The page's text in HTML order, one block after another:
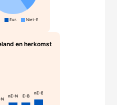
Eur. Niet-Eur.
en herkomst
N
nE-N E-B
nE-B